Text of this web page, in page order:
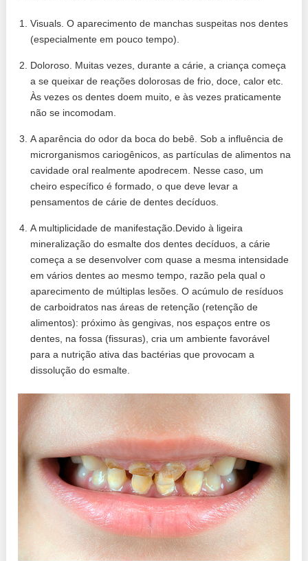
Visuals. O aparecimento de manchas suspeitas nos dentes
(especialmente em pouco tempo).
Doloroso. Muitas vezes, durante a cárie, a criança começa
a se queixar de reações dolorosas de frio, doce, calor etc.
Às vezes os dentes doem muito, e às vezes praticamente
não se incomodam.
A aparência do odor da boca do bebê. Sob a influência de
microrganismos cariogênicos, as partículas de alimentos na
cavidade oral realmente apodrecem. Nesse caso, um
cheiro específico é formado, o que deve levar a
pensamentos de cárie de dentes decíduos.
A multiplicidade de manifestação.Devido à ligeira
mineralização do esmalte dos dentes decíduos, a cárie
começa a se desenvolver com quase a mesma intensidade
em vários dentes ao mesmo tempo, razão pela qual o
aparecimento de múltiplas lesões. O acúmulo de resíduos
de carboidratos nas áreas de retenção (retenção de
alimentos): próximo às gengivas, nos espaços entre os
dentes, na fossa (fissuras), cria um ambiente favorável
para a nutrição ativa das bactérias que provocam a
dissolução do esmalte.